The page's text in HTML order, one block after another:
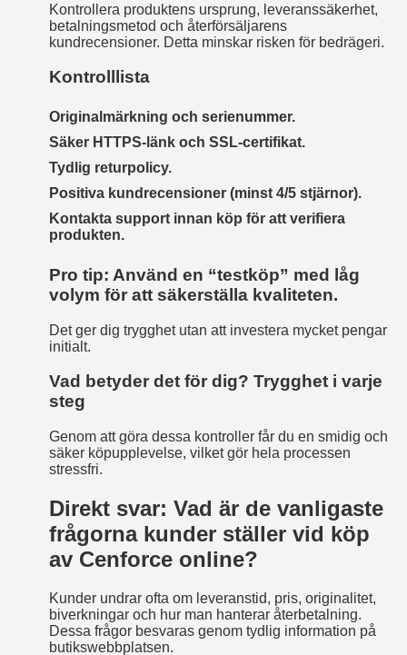
Kontrollera produktens ursprung, leveranssäkerhet,
betalningsmetod och återförsäljarens
kundrecensioner. Detta minskar risken för bedrägeri.
Kontrolllista
Originalmärkning och serienummer.
Säker HTTPS‑länk och SSL-certifikat.
Tydlig returpolicy.
Positiva kundrecensioner (minst 4/5 stjärnor).
Kontakta support innan köp för att verifiera
produkten.
Pro tip: Använd en “testköp” med låg
volym för att säkerställa kvaliteten.
Det ger dig trygghet utan att investera mycket pengar
initialt.
Vad betyder det för dig? Trygghet i varje
steg
Genom att göra dessa kontroller får du en smidig och
säker köpupplevelse, vilket gör hela processen
stressfri.
Direkt svar: Vad är de vanligaste
frågorna kunder ställer vid köp
av Cenforce online?
Kunder undrar ofta om leveranstid, pris, originalitet,
biverkningar och hur man hanterar återbetalning.
Dessa frågor besvaras genom tydlig information på
butikswebbplatsen.